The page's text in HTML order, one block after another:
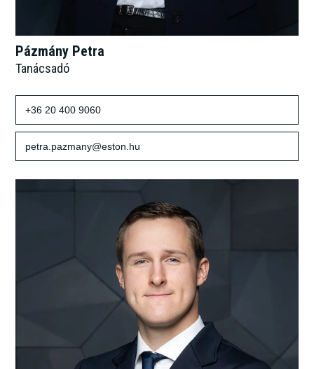
Pázmány Petra
Tanácsadó
+36 20 400 9060
petra.pazmany@eston.hu